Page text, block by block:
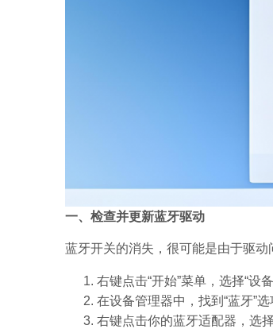
一、检查并更新蓝牙驱动
蓝牙开关的消失，很可能是由于驱动
右键点击“开始”菜单，选择“设备
在设备管理器中，找到“蓝牙”选
右键点击你的蓝牙适配器，选择